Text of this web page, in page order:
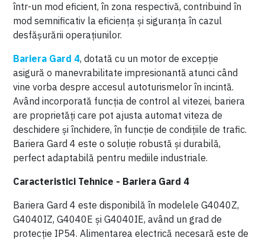
într-un mod eficient, în zona respectivă, contribuind în
mod semnificativ la eficiența și siguranța în cazul
desfășurării operațiunilor.
Bariera Gard 4, dotată cu un motor de excepție
asigură o manevrabilitate impresionantă atunci când
vine vorba despre accesul autoturismelor în incintă.
Având incorporată funcția de control al vitezei, bariera
are proprietăți care pot ajusta automat viteza de
deschidere și închidere, în funcție de condițiile de trafic.
Bariera Gard 4 este o soluție robustă și durabilă,
perfect adaptabilă pentru mediile industriale.
Caracteristici Tehnice - Bariera Gard 4
Bariera Gard 4 este disponibilă în modelele G4040Z,
G4040IZ, G4040E și G4040IE, având un grad de
protecție IP54. Alimentarea electrică necesară este de